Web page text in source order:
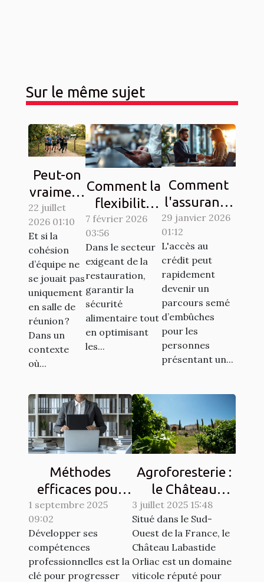
Sur le même sujet
Peut-on
vraiment
fédérer
une
équipe
autour
d’un défi
sportif à
prix
maîtrisé
?
22 juillet
2026 01:10
Et si la
cohésion
d’équipe ne
se jouait pas
uniquement
en salle de
réunion ?
Dans un
contexte
où...
Comment la
flexibilité
du HACCP
booste
l'efficacité
en
restauration
?
7 février 2026
03:56
Dans le secteur
exigeant de la
restauration,
garantir la
sécurité
alimentaire tout
en optimisant
les...
Comment
l'assurance
emprunteur
AERAS
facilite
l'accès au
crédit pour
les
personnes à
risque ?
29 janvier 2026
01:12
L'accès au
crédit peut
rapidement
devenir un
parcours semé
d’embûches
pour les
personnes
présentant un...
Méthodes
efficaces pour
développer les
compétences
professionnelles.
1 septembre 2025
09:02
Développer ses
compétences
professionnelles est la
clé pour progresser
Agroforesterie :
le Château
Labastide Orliac,
un domaine
engagé dans le
Sud-Ouest !
3 juillet 2025 15:48
Situé dans le Sud-
Ouest de la France, le
Château Labastide
Orliac est un domaine
viticole réputé pour